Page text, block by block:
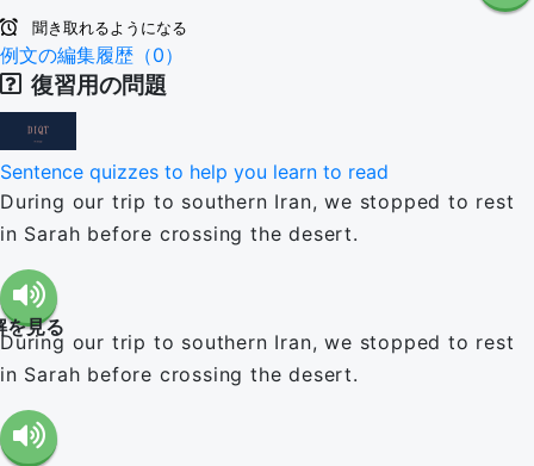
聞き取れるようになる
例文の編集履歴（0）
復習用の問題
Sentence quizzes to help you learn to read
During our trip to southern Iran, we stopped to rest
in Sarah before crossing the desert.
を見る
During our trip to southern Iran, we stopped to rest
in Sarah before crossing the desert.